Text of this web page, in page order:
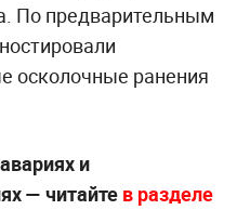
По предварительным
осколочные ранения
и
— читайте в разделе